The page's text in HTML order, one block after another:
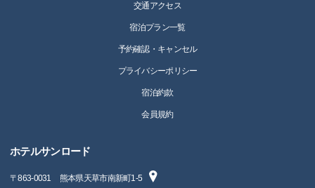
交通アクセス
宿泊プラン一覧
予約確認・キャンセル
プライバシーポリシー
宿泊約款
会員規約
ホテルサンロード
〒863-0031 熊本県天草市南新町1-5